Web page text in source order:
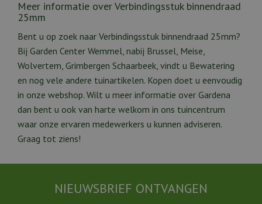
Meer informatie over Verbindingsstuk binnendraad
25mm
Bent u op zoek naar Verbindingsstuk binnendraad 25mm?
Bij Garden Center Wemmel, nabij Brussel, Meise,
Wolvertem, Grimbergen Schaarbeek, vindt u Bewatering
en nog vele andere tuinartikelen. Kopen doet u eenvoudig
in onze webshop. Wilt u meer informatie over Gardena
dan bent u ook van harte welkom in ons tuincentrum
waar onze ervaren medewerkers u kunnen adviseren.
Graag tot ziens!
NIEUWSBRIEF ONTVANGEN